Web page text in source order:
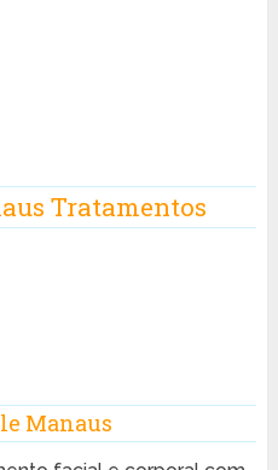
Tratamentos
Manaus